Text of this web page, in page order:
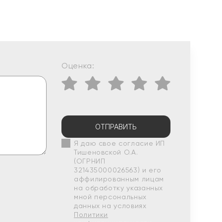
Оценка:
ОТПРАВИТЬ
Я даю свое согласие ИП
Тишеновской О.А.
(ОГРНИП
321435000026563) и его
аффилированным лицам
на обработку указанных
мной персональных
данных на условиях
Политики